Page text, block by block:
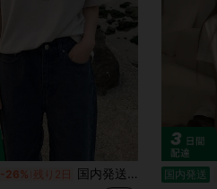
-26% 残り2日 国内発送200g 100%純綿2026新型レディース半袖Tシャツ、Y2Kルーズフィット、春夏韓国風カジュアルトップス 国内発送